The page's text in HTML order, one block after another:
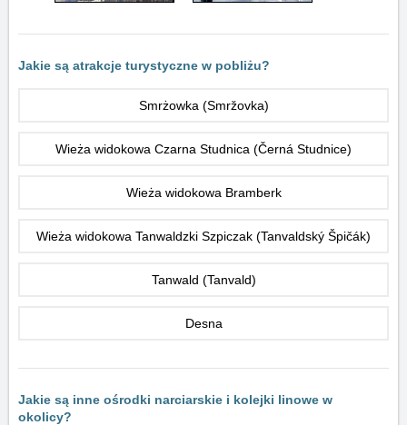
Jakie są atrakcje turystyczne w pobliżu?
Smrżowka (Smržovka)
Wieża widokowa Czarna Studnica (Černá Studnice)
Wieża widokowa Bramberk
Wieża widokowa Tanwaldzki Szpiczak (Tanvaldský Špičák)
Tanwald (Tanvald)
Desna
Jakie są inne ośrodki narciarskie i kolejki linowe w
okolicy?